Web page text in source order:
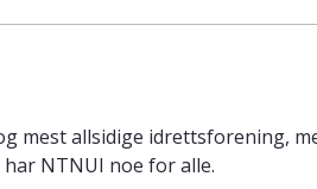
mest allsidige idrettsforening,
NTNUI noe for alle.